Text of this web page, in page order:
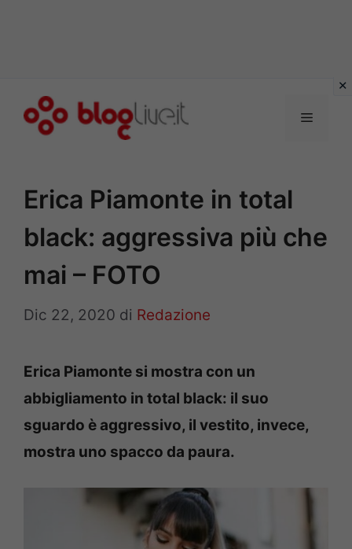
Menu
Erica Piamonte in total
black: aggressiva più che
mai – FOTO
Dic 22, 2020 di Redazione
Erica Piamonte si mostra con un
abbigliamento in total black: il suo
sguardo è aggressivo, il vestito, invece,
mostra uno spacco da paura.